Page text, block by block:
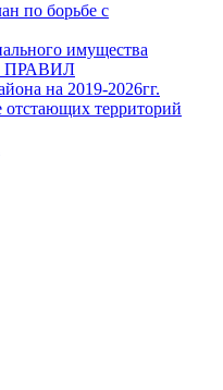
по борьбе с
имущества
ПРАВИЛ
на 2019-2026гг.
территорий